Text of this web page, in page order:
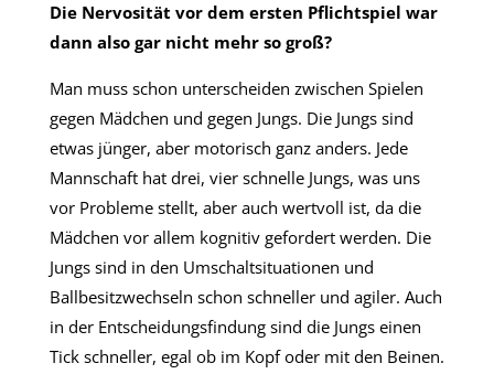
Die Nervosität vor dem ersten Pflichtspiel war
dann also gar nicht mehr so groß?
Man muss schon unterscheiden zwischen Spielen
gegen Mädchen und gegen Jungs. Die Jungs sind
etwas jünger, aber motorisch ganz anders. Jede
Mannschaft hat drei, vier schnelle Jungs, was uns
vor Probleme stellt, aber auch wertvoll ist, da die
Mädchen vor allem kognitiv gefordert werden. Die
Jungs sind in den Umschaltsituationen und
Ballbesitzwechseln schon schneller und agiler. Auch
in der Entscheidungsfindung sind die Jungs einen
Tick schneller, egal ob im Kopf oder mit den Beinen.